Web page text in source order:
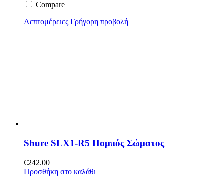
Compare
Λεπτομέρειες Γρήγορη προβολή
Shure SLX1-R5 Πομπός Σώματος
€242.00
Προσθήκη στο καλάθι